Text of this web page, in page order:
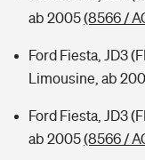
ab 2005(8566 /
Ford Fiesta, JD3
Limousine, ab
Ford Fiesta, JD3
ab 2005(8566 /